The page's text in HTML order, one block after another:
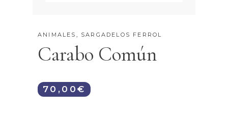
ANIMALES , SARGADELOS FERROL
Carabo Común
70,00 €